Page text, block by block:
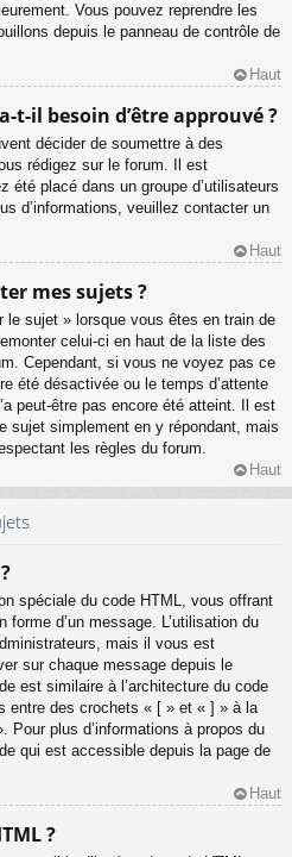
Vous pouvez reprendre les
depuis le panneau de contrôle de
Haut
t-il besoin d’être approuvé ?
décider de soumettre à des
rédigez sur le forum. Il est
été placé dans un groupe d’utilisateurs
d’informations, veuillez contacter un
Haut
mes sujets ?
le sujet » lorsque vous êtes en train de
celui-ci en haut de la liste des
Cependant, si vous ne voyez pas ce
été désactivée ou le temps d’attente
peut-être pas encore été atteint. Il est
sujet simplement en y répondant, mais
les règles du forum.
Haut
spéciale du code HTML, vous offrant
d’un message. L’utilisation du
mais il vous est
sur chaque message depuis le
est similaire à l’architecture du code
entre des crochets « [ » et « ] » à la
plus d’informations à propos du
qui est accessible depuis la page de
Haut
?